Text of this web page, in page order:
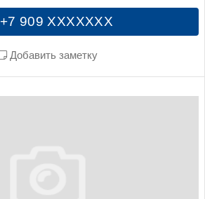
+7 909 XXXXXXX
Добавить заметку